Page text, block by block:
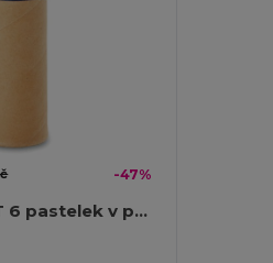
-47%
PETIT LAMBUT 6 pastelek v pouzdře